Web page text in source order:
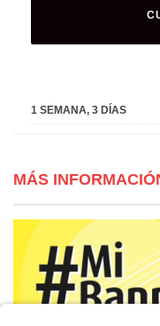
1 SEMANA, 3 DÍAS
MÁS